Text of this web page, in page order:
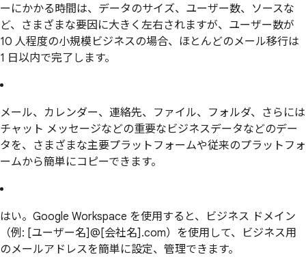
ーにかかる時間は、データのサイズ、ユーザー数、ソースな
ど、さまざまな要因に大きく左右されますが、ユーザー数が
10 人程度の小規模ビジネスの場合、ほとんどのメール移行は
1 日以内で完了します。
メール、カレンダー、連絡先、ファイル、フォルダ、さらには
チャット メッセージなどの重要なビジネスデータなどのデー
タを、さまざまな主要プラットフォームや従来のプラットフォ
ームから簡単にコピーできます。
はい。Google Workspace を使用すると、ビジネス ドメイン
（例: [ユーザー名]@[会社名].com）を使用して、ビジネス用
のメールアドレスを簡単に設定、管理できます。